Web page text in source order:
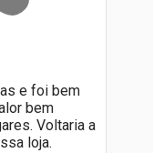
e foi bem
bem
Voltaria a
loja.